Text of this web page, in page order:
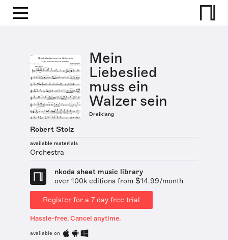
Mein
Liebeslied
muss ein
Walzer sein
Dreiklang
Robert Stolz
available materials
Orchestra
nkoda sheet music library
over 100k editions from $14.99/month
Register for a 7 day free trial
Hassle-free. Cancel anytime.
available on